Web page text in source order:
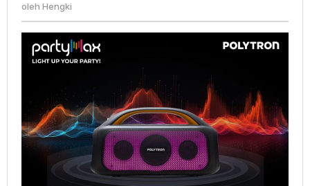
PPS
oleh Hengki